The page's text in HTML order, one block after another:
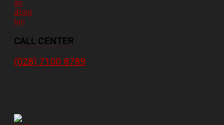
CALL CENTER
(028) 7100 8789